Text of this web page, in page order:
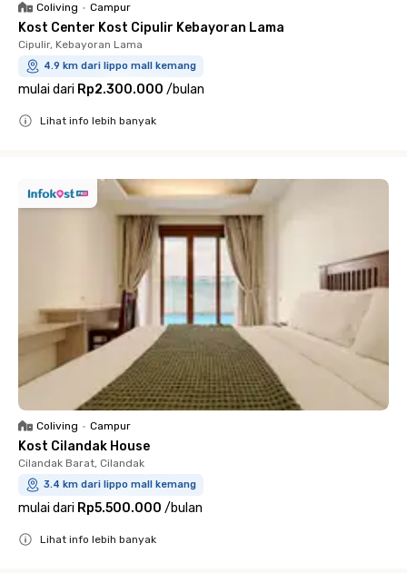
Coliving • Campur
Kost Center Kost Cipulir Kebayoran Lama
Cipulir, Kebayoran Lama
4.9 km dari lippo mall kemang
mulai dari Rp2.300.000 /bulan
Lihat info lebih banyak
Coliving • Campur
Kost Cilandak House
Cilandak Barat, Cilandak
3.4 km dari lippo mall kemang
mulai dari Rp5.500.000 /bulan
Lihat info lebih banyak